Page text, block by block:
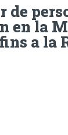
de
en la
a la